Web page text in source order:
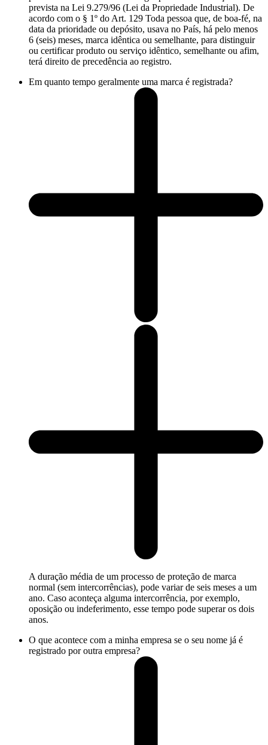
prevista na Lei 9.279/96 (Lei da Propriedade Industrial). De
acordo com o § 1º do Art. 129 Toda pessoa que, de boa-fé, na
data da prioridade ou depósito, usava no País, há pelo menos
6 (seis) meses, marca idêntica ou semelhante, para distinguir
ou certificar produto ou serviço idêntico, semelhante ou afim,
terá direito de precedência ao registro.
Em quanto tempo geralmente uma marca é registrada?
A duração média de um processo de proteção de marca
normal (sem intercorrências), pode variar de seis meses a um
ano. Caso aconteça alguma intercorrência, por exemplo,
oposição ou indeferimento, esse tempo pode superar os dois
anos.
O que acontece com a minha empresa se o seu nome já é
registrado por outra empresa?